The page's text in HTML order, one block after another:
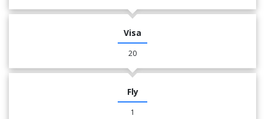
Visa
20
Fly
1